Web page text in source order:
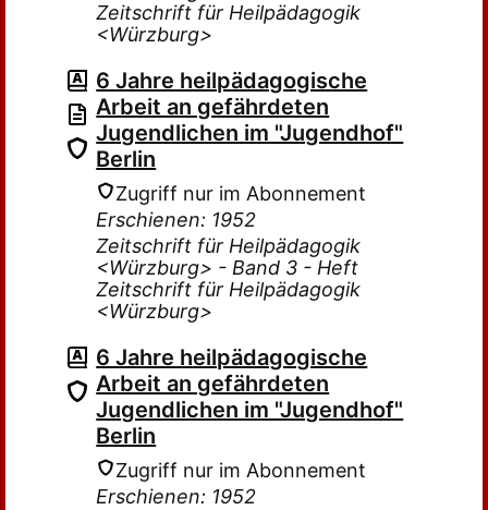
Zeitschrift für Heilpädagogik
<Würzburg>
6 Jahre heilpädagogische
Arbeit an gefährdeten
Jugendlichen im "Jugendhof"
Berlin
Zugriff nur im Abonnement
Erschienen: 1952
Zeitschrift für Heilpädagogik
<Würzburg> - Band 3 - Heft
Zeitschrift für Heilpädagogik
<Würzburg>
6 Jahre heilpädagogische
Arbeit an gefährdeten
Jugendlichen im "Jugendhof"
Berlin
Zugriff nur im Abonnement
Erschienen: 1952